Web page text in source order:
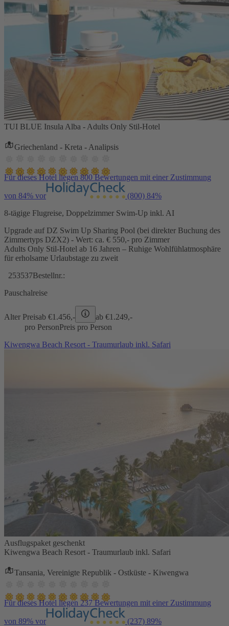
TUI BLUE Insula Alba - Adults Only Stil-Hotel
Griechenland - Kreta - Analipsis
Für dieses Hotel liegen 800 Bewertungen mit einer Zustimmung
von 84% vor (800) 84%
8-tägige Flugreise, Doppelzimmer Swim-Up inkl. AI
Upgrade auf DZ Swim Up Sharing Pool (bei direkter Buchung des
Zimmertyps DZX2) - Wert: ca. € 550,- pro Zimmer
Adults Only Stil-Hotel ab 16 Jahren – Ruhige Wohlfühlatmosphäre
für erholsame Urlaubstage zu zweit
253537Bestellnr.:
Pauschalreise
Alter Preisab €1.456,- ab €1.249,-
pro PersonPreis pro Person
Kiwengwa Beach Resort - Traumurlaub inkl. Safari
Ausflugspaket geschenkt
Kiwengwa Beach Resort - Traumurlaub inkl. Safari
Tansania, Vereinigte Republik - Ostküste - Kiwengwa
Für dieses Hotel liegen 237 Bewertungen mit einer Zustimmung
von 89% vor (237) 89%